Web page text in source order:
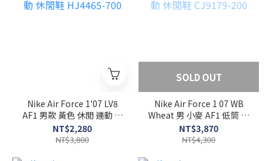
Nike Air Force 1'07 LV8
AF1 男款 黃色 休閒 運動 休
閒鞋 HJ4465-700
NT$2,280
NT$3,800
SOLD OUT
Nike Air Force 1 07 WB
Wheat 男 小麥 AF1 低筒 運
動 休閒鞋 CJ9179-200
NT$3,870
NT$4,300